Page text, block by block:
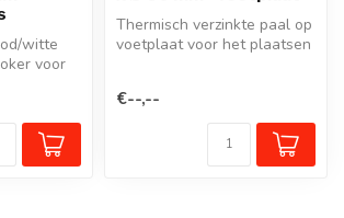
witte
voor
Thermisch verzinkte paal op
voetplaat voor het plaatsen
€--,--